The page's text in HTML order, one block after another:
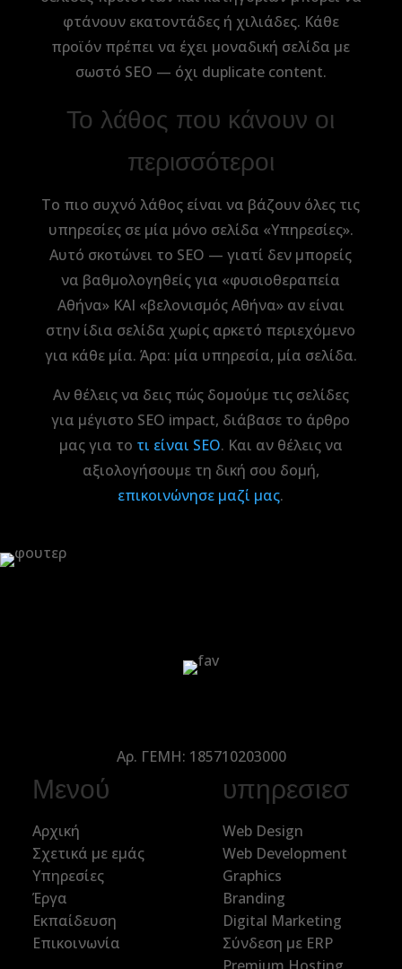
φτάνουν εκατοντάδες ή χιλιάδες. Κάθε
προϊόν πρέπει να έχει μοναδική σελίδα με
σωστό SEO — όχι duplicate content.
Το λάθος που κάνουν οι
περισσότεροι
Το πιο συχνό λάθος είναι να βάζουν όλες τις
υπηρεσίες σε μία μόνο σελίδα «Υπηρεσίες».
Αυτό σκοτώνει το SEO — γιατί δεν μπορείς
να βαθμολογηθείς για «φυσιοθεραπεία
Αθήνα» ΚΑΙ «βελονισμός Αθήνα» αν είναι
στην ίδια σελίδα χωρίς αρκετό περιεχόμενο
για κάθε μία. Άρα: μία υπηρεσία, μία σελίδα.
Αν θέλεις να δεις πώς δομούμε τις σελίδες
για μέγιστο SEO impact, διάβασε το άρθρο
μας για το τι είναι SEO. Και αν θέλεις να
αξιολογήσουμε τη δική σου δομή,
επικοινώνησε μαζί μας.
Αρ. ΓΕΜΗ: 185710203000
Μενού
Αρχική
Σχετικά με εμάς
Υπηρεσίες
Έργα
Εκπαίδευση
Επικοινωνία
υπηρεσιεσ
Web Design
Web Development
Graphics
Branding
Digital Marketing
Σύνδεση με ERP